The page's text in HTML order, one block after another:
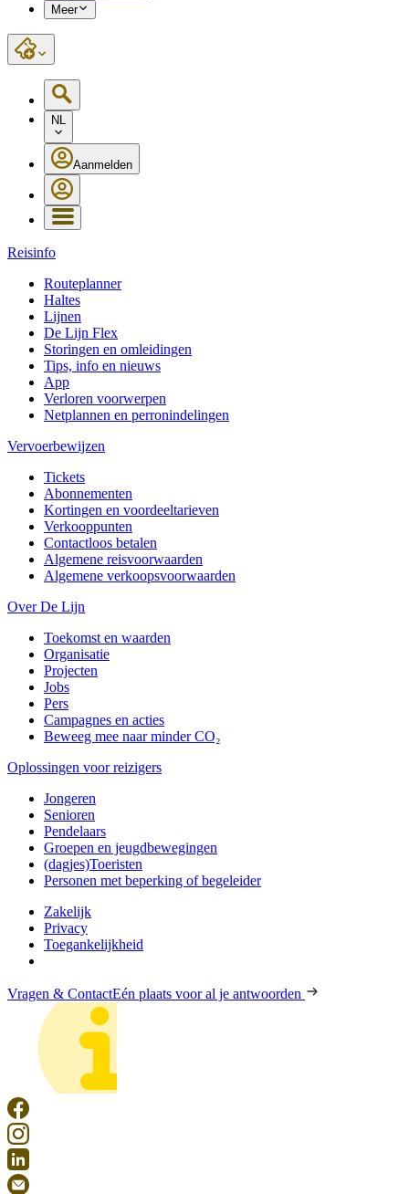
Meer
NL
Aanmelden
Reisinfo
Routeplanner
Haltes
Lijnen
De Lijn Flex
Storingen en omleidingen
Tips, info en nieuws
App
Verloren voorwerpen
Netplannen en perronindelingen
Vervoerbewijzen
Tickets
Abonnementen
Kortingen en voordeeltarieven
Verkooppunten
Contactloos betalen
Algemene reisvoorwaarden
Algemene verkoopsvoorwaarden
Over De Lijn
Toekomst en waarden
Organisatie
Projecten
Jobs
Pers
Campagnes en acties
Beweeg mee naar minder CO₂
Oplossingen voor reizigers
Jongeren
Senioren
Pendelaars
Groepen en jeugdbewegingen
(dagjes)Toeristen
Personen met beperking of begeleider
Zakelijk
Privacy
Toegankelijkheid
Vragen & ContactEén plaats voor al je antwoorden